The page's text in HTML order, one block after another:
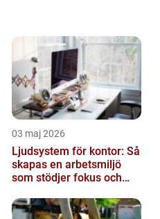
03 maj 2026
Ljudsystem för kontor: Så
skapas en arbetsmiljö
som stödjer fokus och